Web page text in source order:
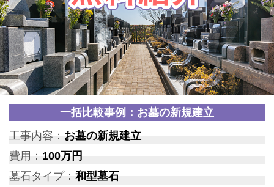
一括比較事例：お墓の新規建立
工事内容： お墓の新規建立
費用： 100万円
墓石タイプ：和型墓石